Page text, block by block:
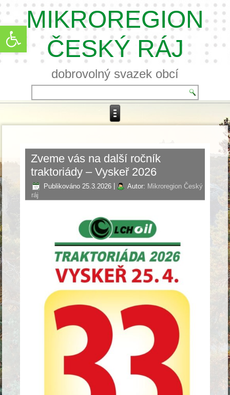
Open toolbar
MIKROREGION
ČESKÝ RÁJ
dobrovolný svazek obcí
Zveme vás na další ročník
traktoriády – Vyskeř 2026
Publikováno 25.3.2026 Autor: Mikroregion Český
ráj